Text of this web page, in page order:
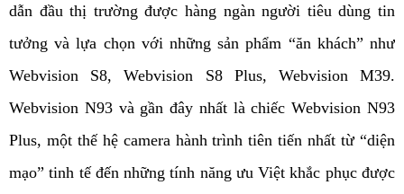
dẫn đầu thị trường được hàng ngàn người tiêu dùng tin
tưởng và lựa chọn với những sản phẩm “ăn khách” như
Webvision S8, Webvision S8 Plus, Webvision M39.
Webvision N93 và gần đây nhất là chiếc Webvision N93
Plus, một thế hệ camera hành trình tiên tiến nhất từ “diện
mạo” tinh tế đến những tính năng ưu Việt khắc phục được